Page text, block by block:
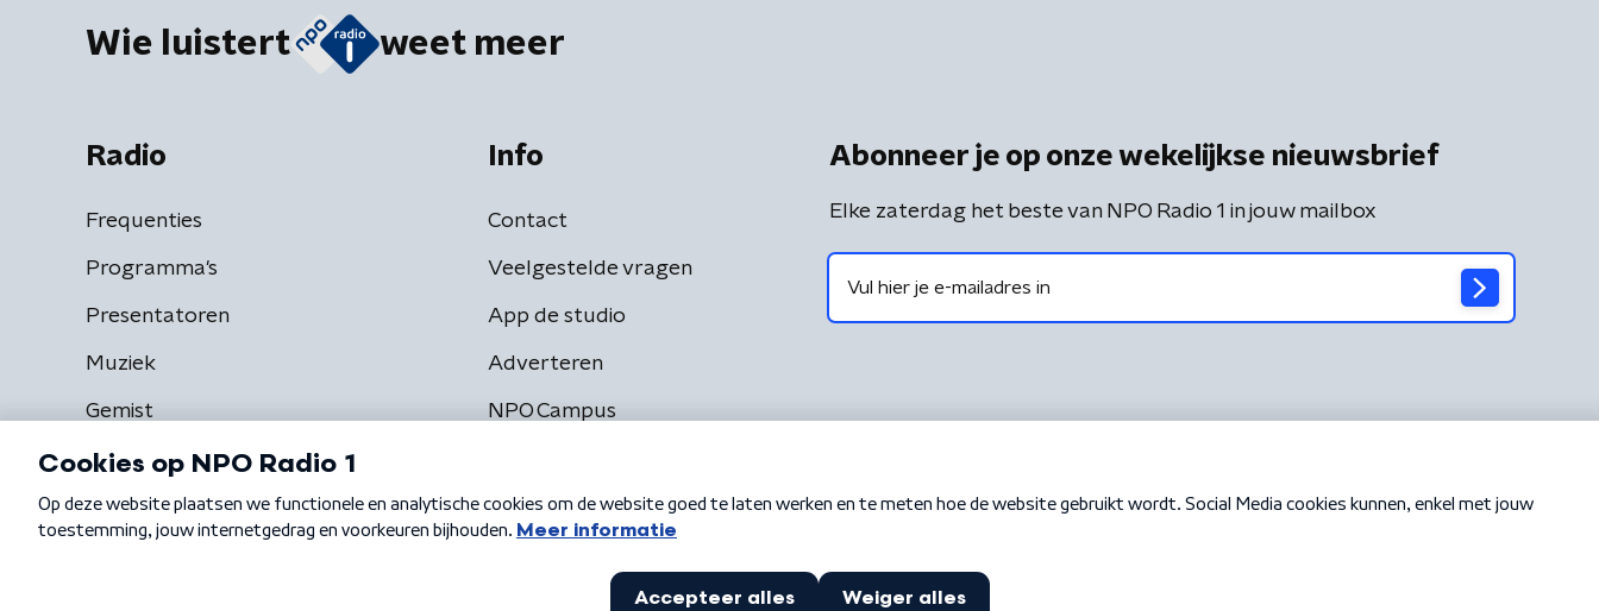
Wie luistert weet meer
Radio
Frequenties
Programma's
Presentatoren
Muziek
Gemist
Info
Contact
Veelgestelde vragen
App de studio
Adverteren
NPO Campus
Abonneer je op onze wekelijkse nieuwsbrief
Elke zaterdag het beste van NPO Radio 1 in jouw mailbox
Algemene voorwaarden Privacybeleid